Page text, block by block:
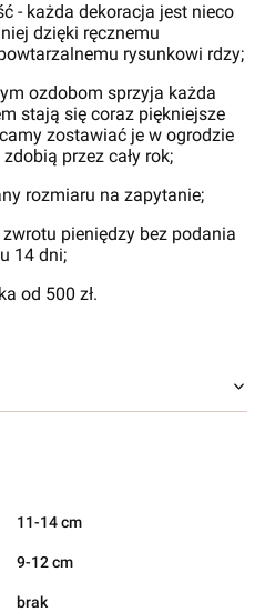
- każda dekoracja jest nieco
dzięki ręcznemu
rysunkowi rdzy;
ozdobom sprzyja każda
stają się coraz piękniejsze
zostawiać je w ogrodzie
przez cały rok;
rozmiaru na zapytanie;
pieniędzy bez podania
14 dni;
od 500 zł.
11-14 cm
9-12 cm
brak